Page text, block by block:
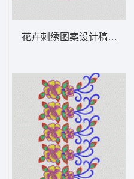
花卉刺绣图案设计稿 经典花